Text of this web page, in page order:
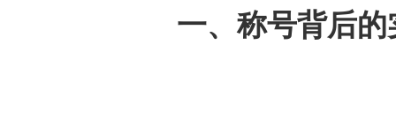
一、称号背后